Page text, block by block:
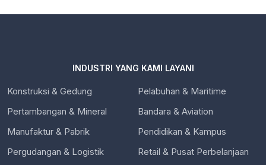
INDUSTRI YANG KAMI LAYANI
Konstruksi & Gedung
Pertambangan & Mineral
Manufaktur & Pabrik
Pergudangan & Logistik
Pelabuhan & Maritime
Bandara & Aviation
Pendidikan & Kampus
Retail & Pusat Perbelanjaan